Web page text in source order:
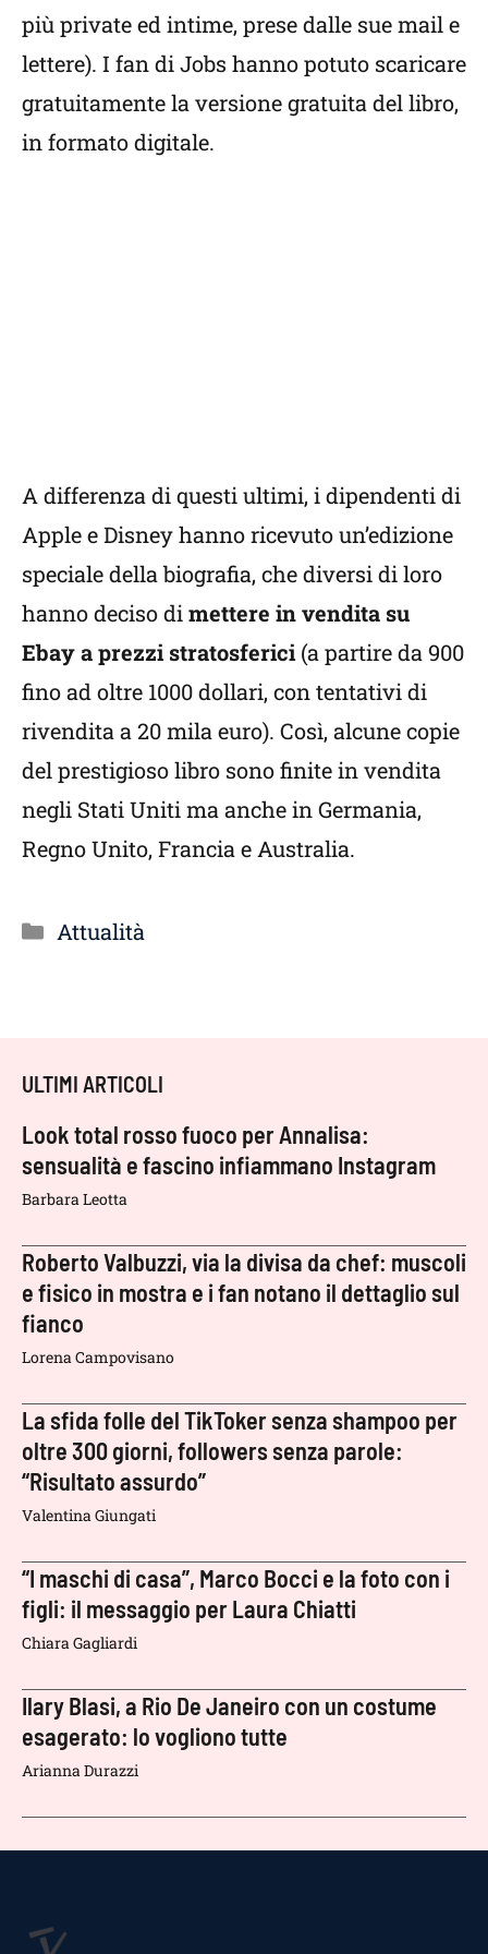
più private ed intime, prese dalle sue mail e
lettere). I fan di Jobs hanno potuto scaricare
gratuitamente la versione gratuita del libro,
in formato digitale.
A differenza di questi ultimi, i dipendenti di
Apple e Disney hanno ricevuto un’edizione
speciale della biografia, che diversi di loro
hanno deciso dimettere in vendita su
Ebay a prezzi stratosferici (a partire da 900
fino ad oltre 1000 dollari, con tentativi di
rivendita a 20 mila euro). Così, alcune copie
del prestigioso libro sono finite in vendita
negli Stati Uniti ma anche in Germania,
Regno Unito, Francia e Australia.
Categorie
Attualità
ULTIMI ARTICOLI
Look total rosso fuoco per Annalisa:
sensualità e fascino infiammano Instagram
Barbara Leotta
Roberto Valbuzzi, via la divisa da chef: muscoli
e fisico in mostra e i fan notano il dettaglio sul
fianco
Lorena Campovisano
La sfida folle del TikToker senza shampoo per
oltre 300 giorni, followers senza parole:
“Risultato assurdo”
Valentina Giungati
“I maschi di casa”, Marco Bocci e la foto con i
figli: il messaggio per Laura Chiatti
Chiara Gagliardi
Ilary Blasi, a Rio De Janeiro con un costume
esagerato: lo vogliono tutte
Arianna Durazzi